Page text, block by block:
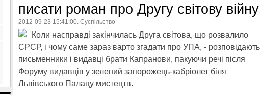
писати роман про Другу світову війну
2012-09-23 15:41:00. Суспільство
Коли насправді закінчилась Друга світова, що розвалило
СРСР, і чому саме зараз варто згадати про УПА, - розповідають
письменники і видавці брати Капранови, пакуючи речі після
Форуму видавців у зелений запорожець-кабріолет біля
Львівського Палацу мистецтв.